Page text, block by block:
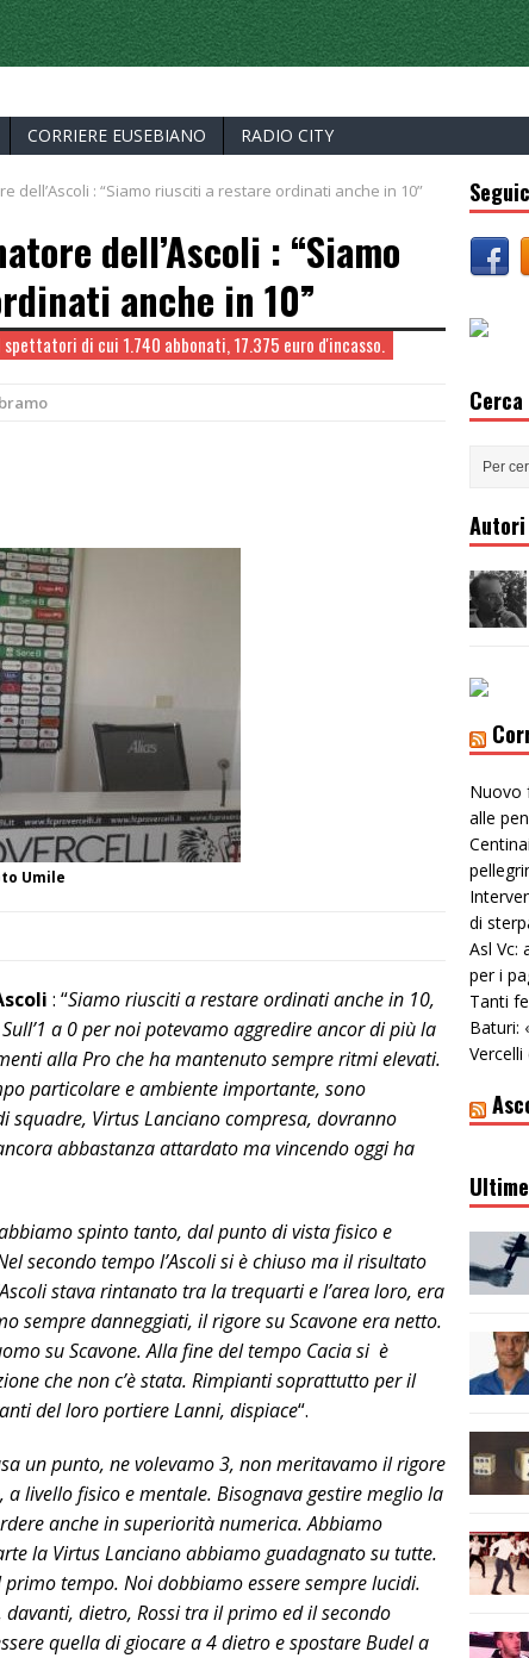
CORRIERE EUSEBIANO RADIO CITY
dell’Ascoli : “Siamo riusciti a restare ordinati anche in 10”
dell’Ascoli : “Siamo
anche in 10”
spettatori di cui 1.740 abbonati, 17.375 euro d'incasso.
Umile
: “Siamo riusciti a restare ordinati anche in 10,
a 0 per noi potevamo aggredire ancor di più la
alla Pro che ha mantenuto sempre ritmi elevati.
particolare e ambiente importante, sono
squadre, Virtus Lanciano compresa, dovranno
abbastanza attardato ma vincendo oggi ha
spinto tanto, dal punto di vista fisico e
secondo tempo l’Ascoli si è chiuso ma il risultato
stava rintanato tra la trequarti e l’area loro, era
sempre danneggiati, il rigore su Scavone era netto.
su Scavone. Alla fine del tempo Cacia si è
che non c’è stata. Rimpianti soprattutto per il
del loro portiere Lanni, dispiace“.
un punto, ne volevamo 3, non meritavamo il rigore
livello fisico e mentale. Bisognava gestire meglio la
anche in superiorità numerica. Abbiamo
la Virtus Lanciano abbiamo guadagnato su tutte.
tempo. Noi dobbiamo essere sempre lucidi.
dietro, Rossi tra il primo ed il secondo
quella di giocare a 4 dietro e spostare Budel a
Autori
Nuovo
alle
di
Asl Vc:
per i
Tanti
Baturi:
Vercelli